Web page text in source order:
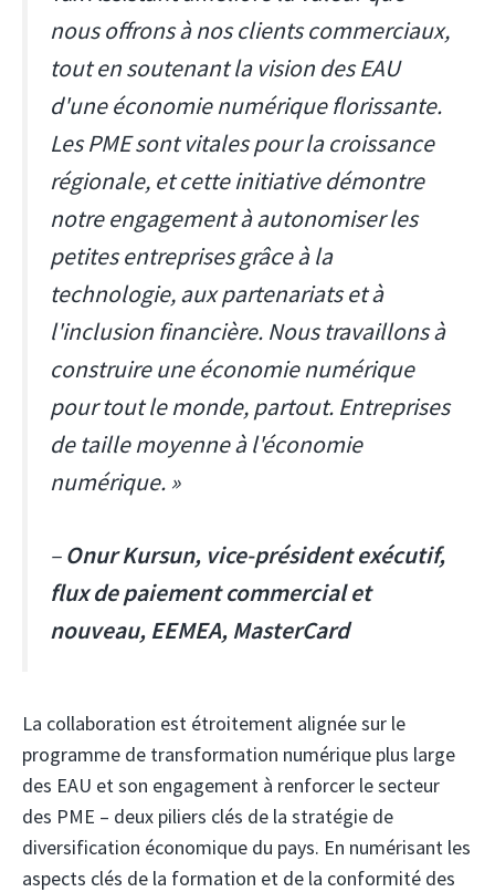
nous offrons à nos clients commerciaux,
tout en soutenant la vision des EAU
d'une économie numérique florissante.
Les PME sont vitales pour la croissance
régionale, et cette initiative démontre
notre engagement à autonomiser les
petites entreprises grâce à la
technologie, aux partenariats et à
l'inclusion financière. Nous travaillons à
construire une économie numérique
pour tout le monde, partout. Entreprises
de taille moyenne à l'économie
numérique. »
–Onur Kursun, vice-président exécutif,
flux de paiement commercial et
nouveau, EEMEA, MasterCard
La collaboration est étroitement alignée sur le
programme de transformation numérique plus large
des EAU et son engagement à renforcer le secteur
des PME – deux piliers clés de la stratégie de
diversification économique du pays. En numérisant les
aspects clés de la formation et de la conformité des